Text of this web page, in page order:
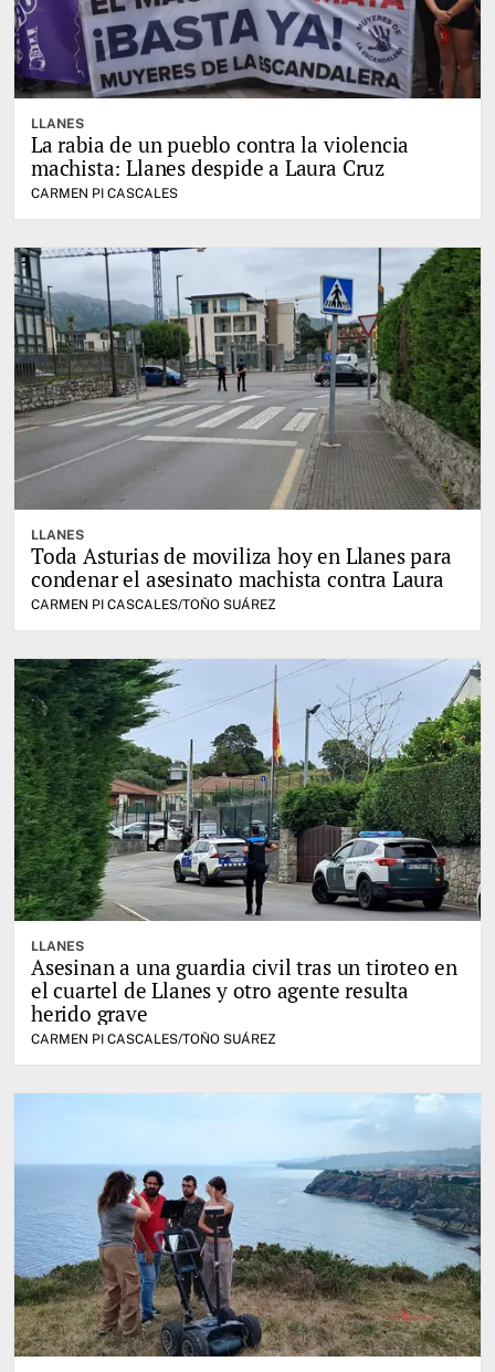
LLANES
La rabia de un pueblo contra la violencia
machista: Llanes despide a Laura Cruz
CARMEN PI CASCALES
LLANES
Toda Asturias de moviliza hoy en Llanes para
condenar el asesinato machista contra Laura
CARMEN PI CASCALES/TOÑO SUÁREZ
LLANES
Asesinan a una guardia civil tras un tiroteo en
el cuartel de Llanes y otro agente resulta
herido grave
CARMEN PI CASCALES/TOÑO SUÁREZ